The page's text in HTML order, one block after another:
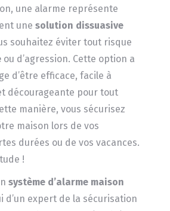
une alarme représente
une solution dissuasive
souhaitez éviter tout risque
ou d’agression. Cette option a
d’être efficace, facile à
décourageante pour tout
manière, vous sécurisez
maison lors de vos
durées ou de vos vacances.
!
système d’alarme maison
d’un expert de la sécurisation